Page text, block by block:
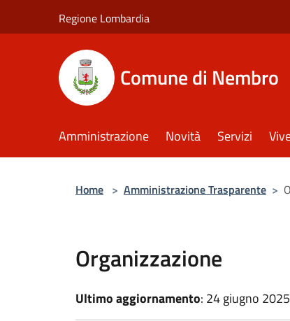
Regione Lombardia
Comune di Nembro
Amministrazione Novità Servizi
Home > Amministrazione Trasparente >
Organizzazione
Ultimo aggiornamento: 24 giugno